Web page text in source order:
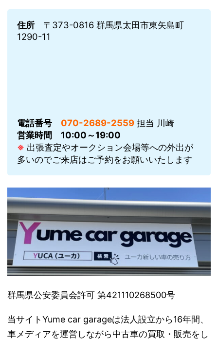
住所 〒373-0816 群馬県太田市東矢島町
1290-11
電話番号 070-2689-2559 担当 川崎
営業時間
10:00～19:00
※ 出張査定やオークション会場等への外出が
多いのでご来店はご予約をお願いいたします
群馬県公安委員会許可 第421110268500号
当サイトYume car garageは法人設立から16年間、
車メディアを運営しながら中古車の買取・販売をし